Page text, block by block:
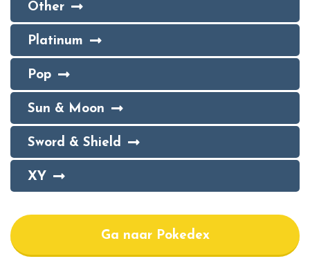
Other
Platinum
Pop
Sun & Moon
Sword & Shield
XY
Ga naar Pokedex